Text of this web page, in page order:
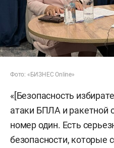
Фото: «БИЗНЕС Online»
«[Безопасность
атаки БПЛА и ракетной
номер один. Есть
безопасности, которые